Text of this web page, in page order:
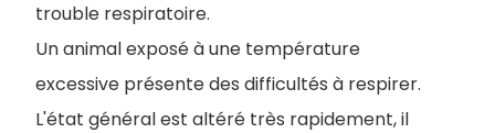
trouble respiratoire.
Un animal exposé à une température
excessive présente des difficultés à respirer.
L'état général est altéré très rapidement, il